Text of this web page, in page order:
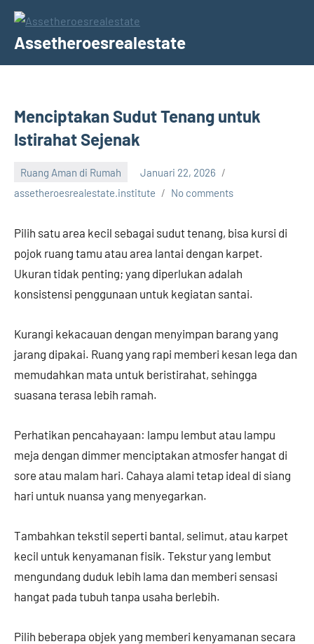
Skip
content
Assetheroesrealestate
Menciptakan Sudut Tenang untuk
Istirahat Sejenak
Ruang Aman di Rumah
Januari 22, 2026
assetheroesrealestate.institute
No comments
Pilih satu area kecil sebagai sudut tenang, bisa kursi di
pojok ruang tamu atau area lantai dengan karpet.
Ukuran tidak penting; yang diperlukan adalah
konsistensi penggunaan untuk kegiatan santai.
Kurangi kekacauan dengan menyimpan barang yang
jarang dipakai. Ruang yang rapi memberi kesan lega dan
memudahkan mata untuk beristirahat, sehingga
suasana terasa lebih ramah.
Perhatikan pencahayaan: lampu lembut atau lampu
meja dengan dimmer menciptakan atmosfer hangat di
sore atau malam hari. Cahaya alami tetap ideal di siang
hari untuk nuansa yang menyegarkan.
Tambahkan tekstil seperti bantal, selimut, atau karpet
kecil untuk kenyamanan fisik. Tekstur yang lembut
mengundang duduk lebih lama dan memberi sensasi
hangat pada tubuh tanpa usaha berlebih.
Pilih beberapa objek yang memberi kenyamanan secara